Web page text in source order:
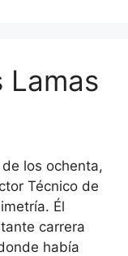
Lamas
los ochenta,
Técnico de
Él
carrera
había